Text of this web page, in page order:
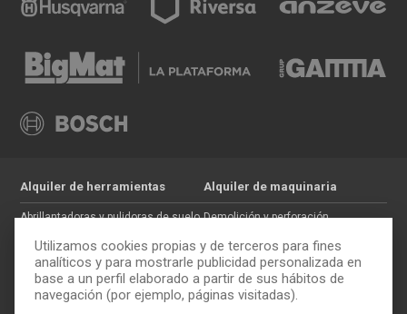
Alquiler de herramientas
Abrillantadoras y pulidoras de suelo
Tratamiento de maderas
Pintura y paredes
Electricidad
Alquiler de maquinaria
Demolición y perforación
Movimiento de tierras
Auxiliar de construcción
Trabajos en altura
Utilizamos cookies propias y de terceros para fines
analíticos y para mostrarle publicidad personalizada en
base a un perfil elaborado a partir de sus hábitos de
navegación (por ejemplo, páginas visitadas).